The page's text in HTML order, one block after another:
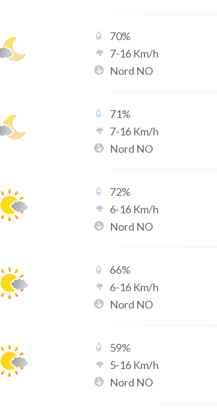
70%
7-16 Km/h
Nord NO
71%
7-16 Km/h
Nord NO
72%
6-16 Km/h
Nord NO
66%
6-16 Km/h
Nord NO
59%
5-16 Km/h
Nord NO